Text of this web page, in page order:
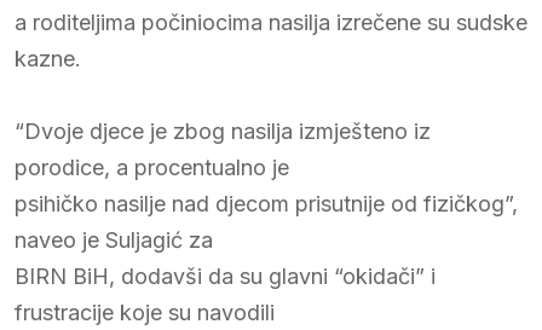
a roditeljima počiniocima nasilja izrečene su sudske
kazne.
“Dvoje djece je zbog nasilja izmješteno iz
porodice, a procentualno je
psihičko nasilje nad djecom prisutnije od fizičkog”,
naveo je Suljagić za
BIRN BiH, dodavši da su glavni “okidači” i
frustracije koje su navodili